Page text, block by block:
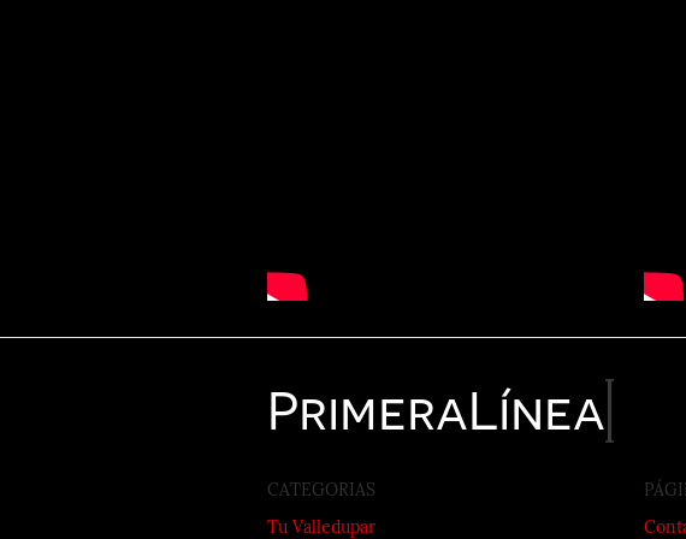
PrimeraLínea
CATEGORIAS
Tu Valledupar